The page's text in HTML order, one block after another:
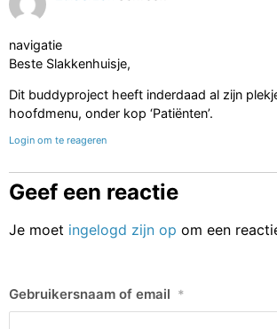
navigatie
Beste Slakkenhuisje,
Dit buddyproject heeft inderdaad al zijn
hoofdmenu, onder kop ‘Patiënten’.
Login om te reageren
Geef een reactie
Je moet ingelogd zijn op om een
Gebruikersnaam of email *